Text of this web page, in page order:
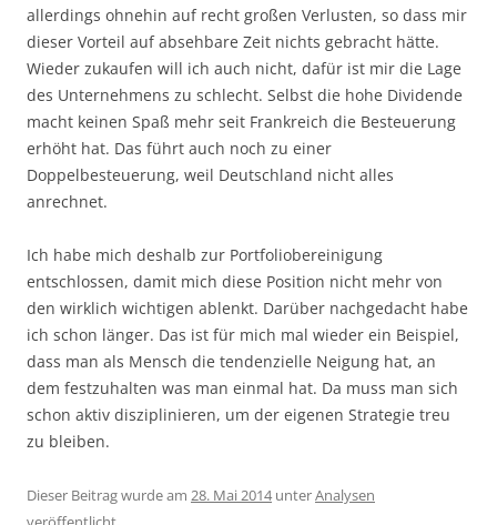
allerdings ohnehin auf recht großen Verlusten, so dass mir
dieser Vorteil auf absehbare Zeit nichts gebracht hätte.
Wieder zukaufen will ich auch nicht, dafür ist mir die Lage
des Unternehmens zu schlecht. Selbst die hohe Dividende
macht keinen Spaß mehr seit Frankreich die Besteuerung
erhöht hat. Das führt auch noch zu einer
Doppelbesteuerung, weil Deutschland nicht alles
anrechnet.
Ich habe mich deshalb zur Portfoliobereinigung
entschlossen, damit mich diese Position nicht mehr von
den wirklich wichtigen ablenkt. Darüber nachgedacht habe
ich schon länger. Das ist für mich mal wieder ein Beispiel,
dass man als Mensch die tendenzielle Neigung hat, an
dem festzuhalten was man einmal hat. Da muss man sich
schon aktiv disziplinieren, um der eigenen Strategie treu
zu bleiben.
Dieser Beitrag wurde am 28. Mai 2014unterAnalysen